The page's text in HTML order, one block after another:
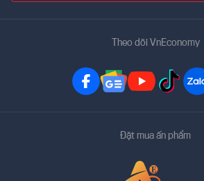
Theo dõi VnEconomy
Đặt mua ấn phẩm